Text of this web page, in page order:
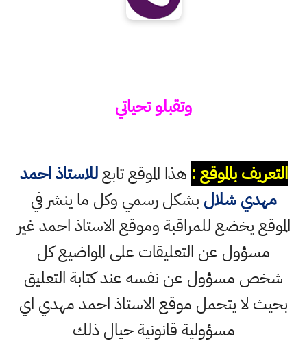
وتقبلو تحياتي
التعريف بالموقع : هذا الموقع تابعللاستاذ احمد
مهدي شلال بشكل رسمي وكل ما ينشر في
الموقع يخضع للمراقبة وموقع الاستاذ احمد غير
مسؤول عن التعليقات على المواضيع كل
شخص مسؤول عن نفسه عند كتابة التعليق
بحيث لا يتحمل موقع الاستاذ احمد مهدي اي
مسؤولية قانونية حيال ذلك